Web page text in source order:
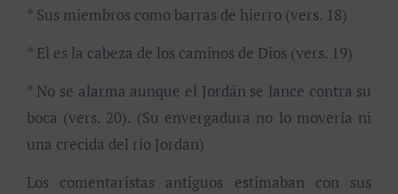
* Sus miembros como barras de hierro (vers. 18)
* El es la cabeza de los caminos de Dios (vers. 19)
* No se alarma aunque el Jordán se lance contra su
boca (vers. 20). (Su envergadura no lo movería ni
una crecida del río Jordan)
Los comentaristas antiguos estimaban con sus